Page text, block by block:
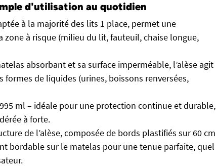
d'utilisation au quotidien
à la majorité des lits 1 place, permet une
zone à risque (milieu du lit, fauteuil, chaise longue,
absorbant et sa surface imperméable, l’alèse agit
de liquides (urines, boissons renversées,
ml – idéale pour une protection continue et durable,
à forte.
de l’alèse, composée de bords plastifiés sur 60 cm
bordable sur le matelas pour une tenue parfaite, quel